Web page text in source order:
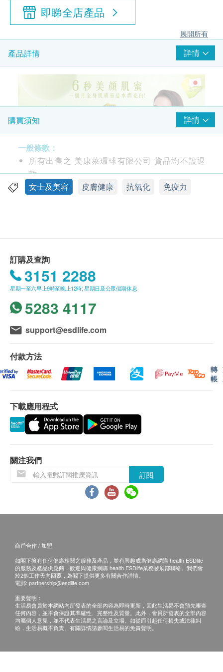
即睇全店產品
展開所有
產品詳情 詳情
功效
以經由消化系統吸收的SOD」，一秒中和過百萬
引致衰老的自由基，一步擊退自由基衍生的缺水、
細紋、鬆弛及暗沉等問題，抗氧化力比維他命C 和
蝦紅素分別高出8000倍和20倍。
日本專利 Oryza Ceramide®神經醯胺 (賽洛美或分
調。1.16公噸的優質日本玄米只可以萃取1克的神
經醯胺，濃縮精華，珍稀矜貴。
高濃度萃取保加利亞大馬士革玫瑰幹細胞提取物：
世界馳名養潤成分，被喻為「液體黃金」，獨有活
性及多種營養，對保護皮膚細胞、促進表皮細胞再
生、提高皮膚抵抗紫外線能力及抗炎等均有功效，
購買須知 詳情
一般條款：
所有出售之 美康萊環球有限公司 貨品均不設退
款。
此產品由 美康萊環球有限公司 提供。
服務。
我們將於確定訂單後1-3個工作天內安排發貨。
不排除運送時間會因節日而有所影響。當八號烈風
訊號懸掛或黑色暴雨警告生效時，送貨服務時間將
會延遲。
所有訂單須視乎相關貨品的供應情況再作最後確
認。倘若健康網購health.ESDlife未能提供任何訂
單上的貨品，健康網購health.ESDlife有權拒絕接
受該訂單，並且會於送貨前透過電話或電郵通知顧
客再作安排。
保用條款：
貨品質量保證，於顧客收到產品當日起計，使用
期應最少有12個月或以上。
退換條款：
當顧客收取已訂購之貨品時，有責任檢查貨品是否
有損毀情況，一經確認簽收，恕不接受退換。
退換產品必須包裝完整，如退換之產品有任何殘缺
康萊環球有限公司 客戶服務部跟進。
電郵：cs@neoyouth.com.hk
女士及美容 皮膚健康 抗氧化 免疫力
訂購及查詢
3151 2288
星期一至六早上9時至晚上12時; 星期日及公眾假期休息
5283 4117
support@esdlife.com
付款方法
轉
帳
下載應用程式
關注我們
訂閱
商戶合作 / 加盟
如閣下擁有任何健康相關之服務及產品，並有興趣成為健康網購 health.ESDlife
的服務及產品供應商，歡迎與健康網購 health.ESDlife業務發展部聯絡。我們會
於2個工作天內回覆，為閣下提供更多有關合作詳情。
電郵: partnership@esdlife.com
重要聲明：
生活易會員於本網站內所發表的全部內容為即時更新，因此生活易不會預先審查
任何內容，並不會保證其準確性、完整性及質量。此外，會員所發表的全部內容
均屬個人意見，並不代表生活易之言論及立場。如從而引起任何損失或法律糾
紛，生活易概不負責。有關詳情請參閱生活易的免責聲明。